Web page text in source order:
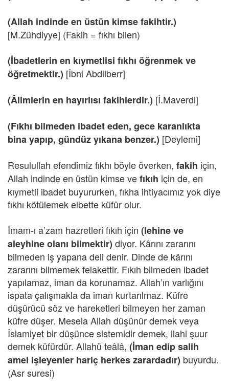
(Allah indinde en üstün kimse fakihtir.)
[M.Zühdiyye] (Fakih = fıkhı bilen)
(İbadetlerin en kıymetlisi fıkhı öğrenmek ve
öğretmektir.) [İbni Abdilberr]
(Âlimlerin en hayırlısı fakihlerdir.) [İ.Maverdi]
(Fıkhı bilmeden ibadet eden, gece karanlıkta
bina yapıp, gündüz yıkana benzer.) [Deylemi]
Resulullah efendimiz fıkhı böyle överken, fakih için,
Allah indinde en üstün kimse vefıkıh için de, en
kıymetli ibadet buyururken, fıkha ihtiyacımız yok diye
fıkhı kötülemek elbette küfür olur.
İmam-ı a’zam hazretleri fıkıh için (lehine ve
aleyhine olanı bilmektir) diyor. Kârını zararını
bilmeden iş yapana deli denir. Dinde de kârını
zararını bilmemek felakettir. Fıkıh bilmeden ibadet
yapılamaz, iman da korunamaz. Allah’ın varlığını
ispata çalışmakla da iman kurtarılmaz. Küfre
düşürücü söz ve hareketleri bilmeyen her zaman
küfre düşer. Mesela Allah düşünür demek veya
İslamiyet bir düşünce sistemidir demek, ilahi şuur
demek küfürdür. Allahü teâlâ, (İman edip salih
amel işleyenler hariç herkes zarardadır) buyurdu.
(Asr suresi)